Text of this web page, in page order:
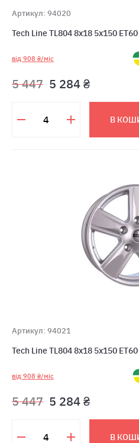
Артикул: 94020
Tech Line TL804 8x18 5x150
від 908 ₴/міс
5 447 5 284 ₴
В
Артикул: 94021
Tech Line TL804 8x18 5x150
від 908 ₴/міс
5 447 5 284 ₴
В